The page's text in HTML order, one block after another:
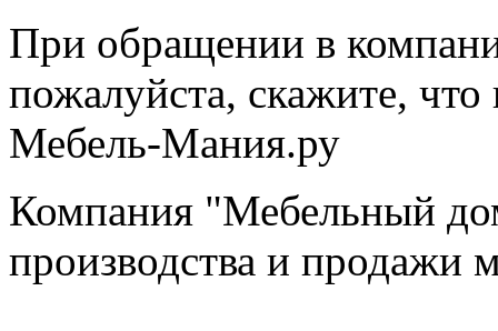
При обращении в
пожалуйста, скажите,
Мебель-Мания.ру
Компания "Мебельный
производства и продажи